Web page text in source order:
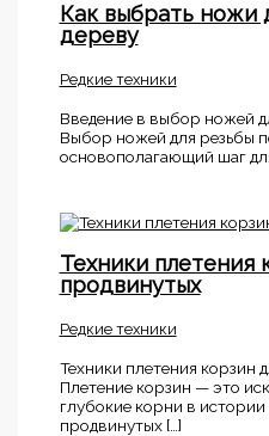
Как выбрать ножи
дереву
Редкие техники
Введение в выбор ножей
Выбор ножей для резьбы
основополагающий шаг
Техники плетения
продвинутых
Редкие техники
Техники плетения корзин
Плетение корзин — это
глубокие корни в истории
продвинутых […]